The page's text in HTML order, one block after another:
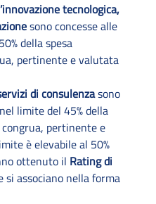
tecnologica,
sono concesse alle
della spesa
pertinente e valutata
di consulenzasono
limite del 45% della
pertinente e
è elevabile al 50%
ottenuto il Rating di
si associano nella forma